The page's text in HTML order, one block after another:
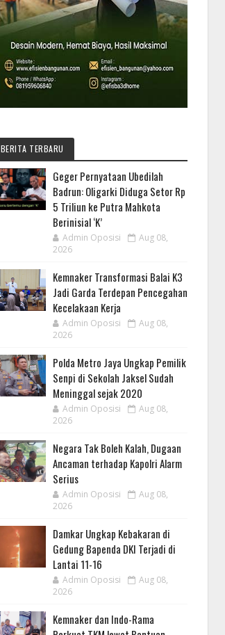
BERITA TERBARU
Geger Pernyataan Ubedilah
Badrun: Oligarki Diduga Setor Rp
5 Triliun ke Putra Mahkota
Berinisial ‘K’
Admin Oposisi
Aug 08,
2026
Kemnaker Transformasi Balai K3
Jadi Garda Terdepan Pencegahan
Kecelakaan Kerja
Admin Oposisi
Aug 08,
2026
Polda Metro Jaya Ungkap Pemilik
Senpi di Sekolah Jaksel Sudah
Meninggal sejak 2020
Admin Oposisi
Aug 08,
2026
Negara Tak Boleh Kalah, Dugaan
Ancaman terhadap Kapolri Alarm
Serius
Admin Oposisi
Aug 08,
2026
Damkar Ungkap Kebakaran di
Gedung Bapenda DKI Terjadi di
Lantai 11-16
Admin Oposisi
Aug 08,
2026
Kemnaker dan Indo-Rama